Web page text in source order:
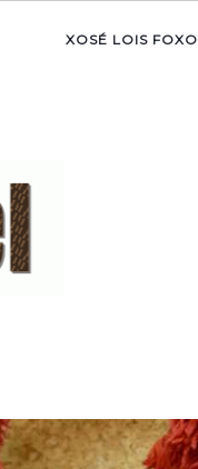
XOSÉ LOIS FOXO